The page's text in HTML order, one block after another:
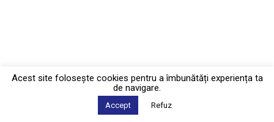
Acest site foloseşte cookies pentru a îmbunătăți experiența ta
de navigare.
Accept Refuz